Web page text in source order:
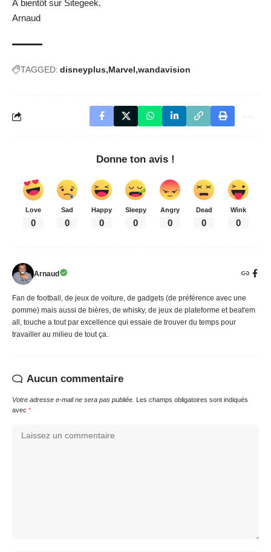
À bientôt sur Sitegeek.
Arnaud
TAGGED: disneyplus Marvel wandavision
Donne ton avis !
Love
0
Sad
0
Happy
0
Sleepy
0
Angry
0
Dead
0
Wink
0
Arnaud
Fan de football, de jeux de voiture, de gadgets (de préférence avec une
pomme) mais aussi de bières, de whisky, de jeux de plateforme et beat'em
all, touche a tout par excellence qui essaie de trouver du temps pour
travailler au milieu de tout ça.
Aucun commentaire
Votre adresse e-mail ne sera pas publiée. Les champs obligatoires sont indiqués
avec *